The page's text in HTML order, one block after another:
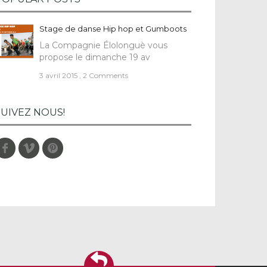
Stage de danse Hip hop et Gumboots
La Compagnie Élolonguè vous
propose le dimanche 19 av
3 avril 2015 , 2 Comments
NOUS!
Facebook
Vimeo